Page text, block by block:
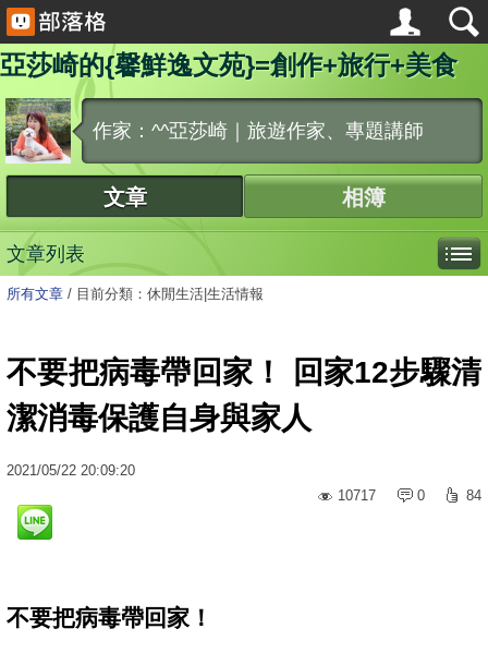
亞莎崎的{馨鮮逸文苑}=創作+旅行+美食
作家：^^亞莎崎｜旅遊作家、專題講師
文章 相簿
文章列表
所有文章 / 目前分類：休閒生活|生活情報
不要把病毒帶回家！ 回家12步驟清
潔消毒保護自身與家人
2021/05/22 20:09:20
10717
0 84
不要把病毒帶回家！